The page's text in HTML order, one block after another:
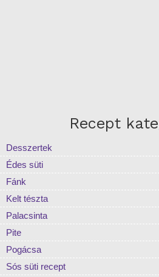
Recept
Desszertek
Édes süti
Fánk
Kelt tészta
Palacsinta
Pite
Pogácsa
Sós süti recept